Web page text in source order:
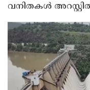
വനിതകള്‍